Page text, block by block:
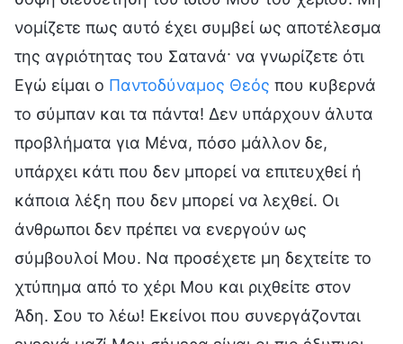
νομίζετε πως αυτό έχει συμβεί ως αποτέλεσμα
της αγριότητας του Σατανά· να γνωρίζετε ότι
Εγώ είμαι ο Παντοδύναμος Θεός που κυβερνά
το σύμπαν και τα πάντα! Δεν υπάρχουν άλυτα
προβλήματα για Μένα, πόσο μάλλον δε,
υπάρχει κάτι που δεν μπορεί να επιτευχθεί ή
κάποια λέξη που δεν μπορεί να λεχθεί. Οι
άνθρωποι δεν πρέπει να ενεργούν ως
σύμβουλοί Μου. Να προσέχετε μη δεχτείτε το
χτύπημα από το χέρι Μου και ριχθείτε στον
Άδη. Σου το λέω! Εκείνοι που συνεργάζονται